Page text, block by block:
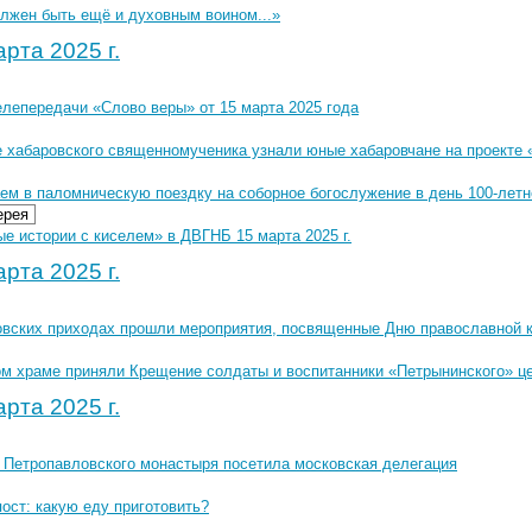
быть ещё и духовным воином...»
2025 г.
«Слово веры» от 15 марта 2025 года
хабаровского священномученика узнали юные хабаровчане на проекте
в паломническую поездку на соборное богослужение в день 100-
истории с киселем» в ДВГНБ 15 марта 2025 г.
2025 г.
приходах прошли мероприятия, посвященные Дню православной
храме приняли Крещение солдаты и воспитанники «Петрынинского»
2025 г.
монастыря посетила московская делегация
какую еду приготовить?